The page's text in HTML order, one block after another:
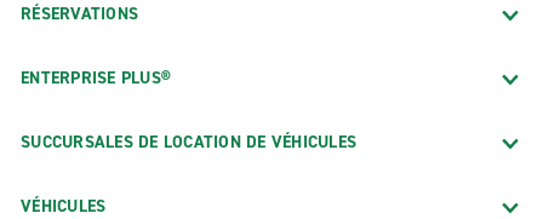
RÉSERVATIONS
ENTERPRISE PLUS®
SUCCURSALES DE LOCATION DE VÉHICULES
VÉHICULES